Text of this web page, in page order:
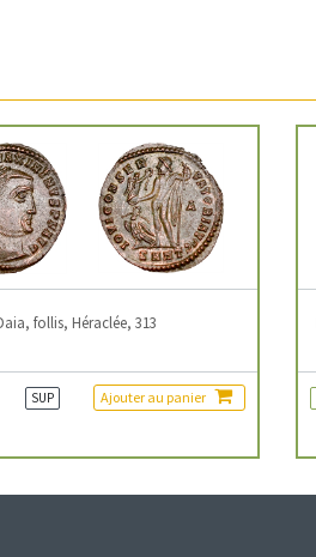
follis, Héraclée, 313
SUP Ajouter au panier